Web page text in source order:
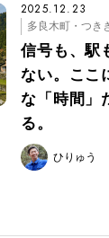
2025.12.23
多良木町・つき
信号も、駅
ない。ここ
な「時間」
る。
ひりゅう